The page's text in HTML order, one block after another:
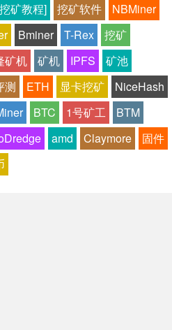
矿教程]
挖矿软件
NBMiner
Bminer T-Rex
挖矿
矿机
矿机 IPFS
矿池
测
ETH 显卡挖矿
NiceHash
BTC 1号矿工
BTM
amd Claymore
固件